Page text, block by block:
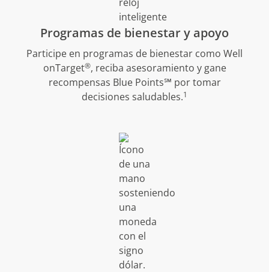
Programas de bienestar y apoyo
Participe en programas de bienestar como Well
onTarget®, reciba asesoramiento y gane
recompensas Blue Points℠ por tomar
decisiones saludables.1